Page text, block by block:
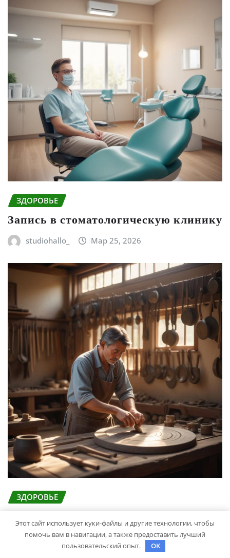
ЗДОРОВЬЕ
Запись в стоматологическую клинику
studiohallo_ Мар 25, 2026
ЗДОРОВЬЕ
Выбор гонгов: ассортимент и
характеристики
studiohallo_ Мар 24, 2026
Этот сайт использует куки-файлы и другие технологии, чтобы
помочь вам в навигации, а также предоставить лучший
пользовательский опыт.
OK